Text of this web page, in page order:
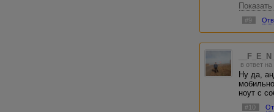
даже
#9
в ответ на
Ну да,
ноут с
#10